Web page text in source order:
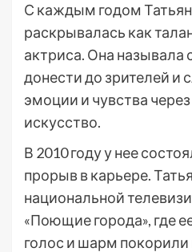
С каждым годом
раскрывалась как
актриса. Она называла
донести до зрителей и
эмоции и чувства
искусство.
В 2010 году у нее
прорыв в карьере.
национальной
«Поющие города», где
голос и шарм